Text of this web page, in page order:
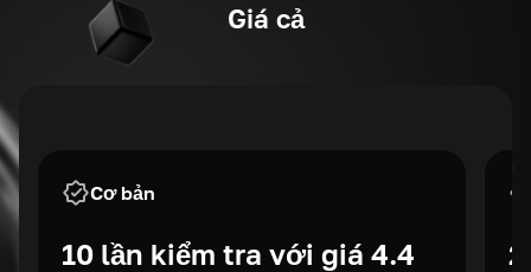
Giá cả
Cơ bản
10 lần kiểm tra với giá 4.4